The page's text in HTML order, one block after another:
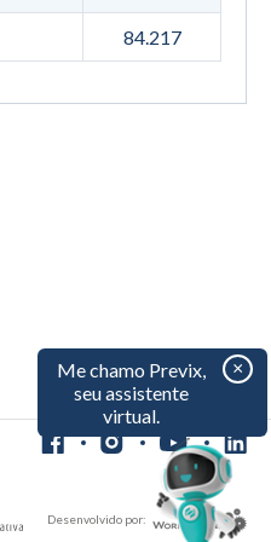
84.217
Desenvolvido por:
Me chamo Previx,
seu assistente
virtual.
×